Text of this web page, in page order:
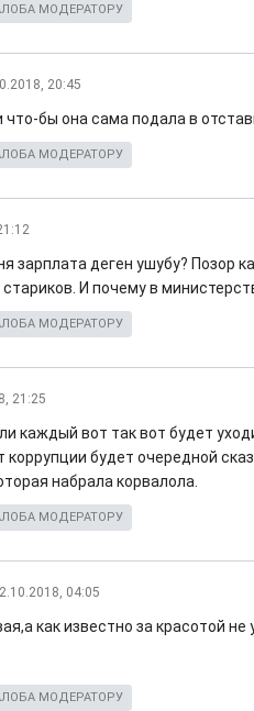
МОДЕРАТОРУ
20:45
бы она сама подала в
МОДЕРАТОРУ
зарплата деген ушубу? Позор
стариков. И почему в
МОДЕРАТОРУ
21:25
каждый вот так вот будет
коррупции будет очередной
набрала корвалола.
МОДЕРАТОРУ
04:05
как известно за красотой не
МОДЕРАТОРУ